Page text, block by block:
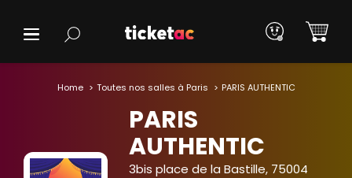
Home Toutes nos salles à Paris PARIS AUTHENTIC
PARIS
AUTHENTIC
3bis place de la Bastille, 75004